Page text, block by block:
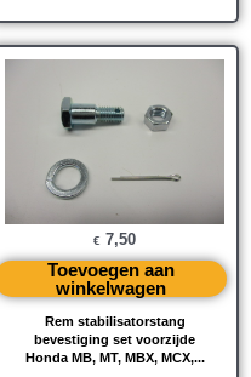
Rem stabilisatorstang
bevestiging set voorzijde
Honda MB, MT, MBX, MCX,...
€ 7,50
Toevoegen aan
winkelwagen